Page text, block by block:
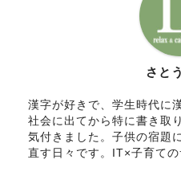
さと
漢字が好きで、学生時代に
社会に出てから特に書き取
気付きました。子供の宿題
直す日々です。IT×子育ての